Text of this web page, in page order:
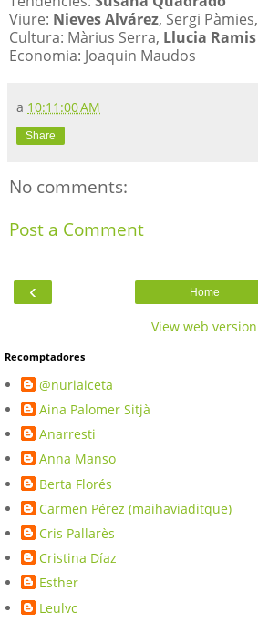
Viure: Nieves Alvárez, Sergi
Cultura: Màrius Serra, Llucia Ramis
Economia: Joaquin Maudos
a 10:11:00 AM
Share
No comments:
Post a Comment
‹ Home
View web version
Recomptadores
@nuriaiceta
Aina Palomer Sitjà
Anarresti
Anna Manso
Berta Florés
Carmen Pérez (maihaviaditque)
Cris Pallarès
Cristina Díaz
Esther
Leulvc